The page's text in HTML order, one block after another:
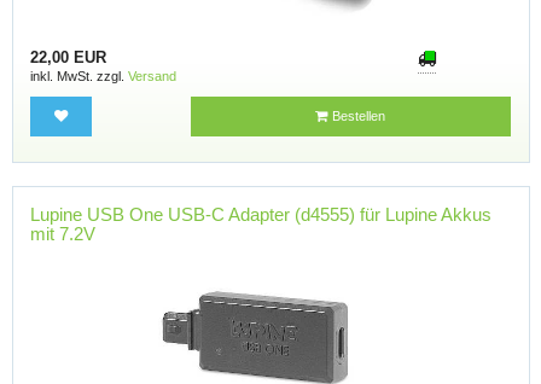
22,00 EUR
inkl. MwSt. zzgl. Versand
Bestellen
Lupine USB One USB-C Adapter (d4555) für Lupine Akkus
mit 7.2V